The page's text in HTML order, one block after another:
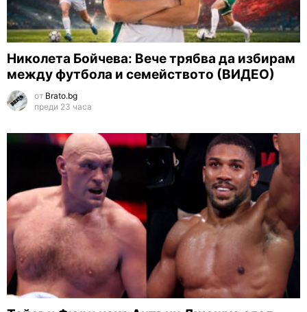
Николета Бойчева: Вече трябва да избирам
между футбола и семейството (ВИДЕО)
от Brato.bg
преди 23 часа